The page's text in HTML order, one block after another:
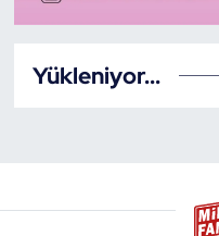
Yükleniyor...